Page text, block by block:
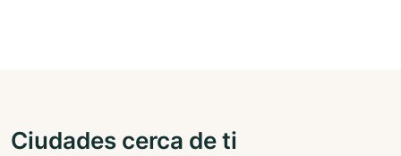
Ciudades cerca de ti